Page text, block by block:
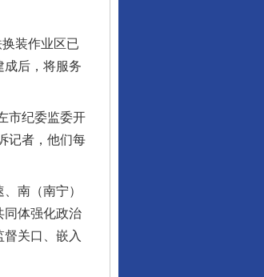
装作业区已
成后，将服务
市纪委监委开
记者，他们每
南（南宁）
同体强化政治
关口、嵌入